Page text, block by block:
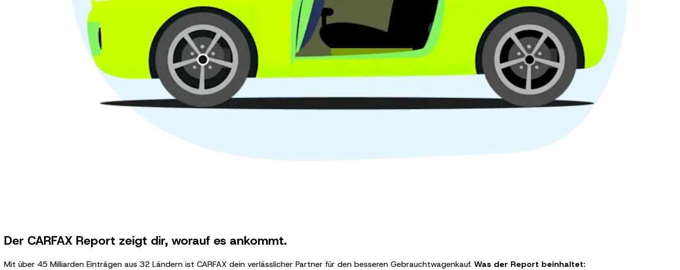
Der CARFAX Report zeigt dir, worauf es ankommt.
Mit über 45 Milliarden Einträgen aus 32 Ländern ist CARFAX dein verlässlicher Partner für den besseren Gebrauchtwagenkauf. Was der Report beinhaltet: